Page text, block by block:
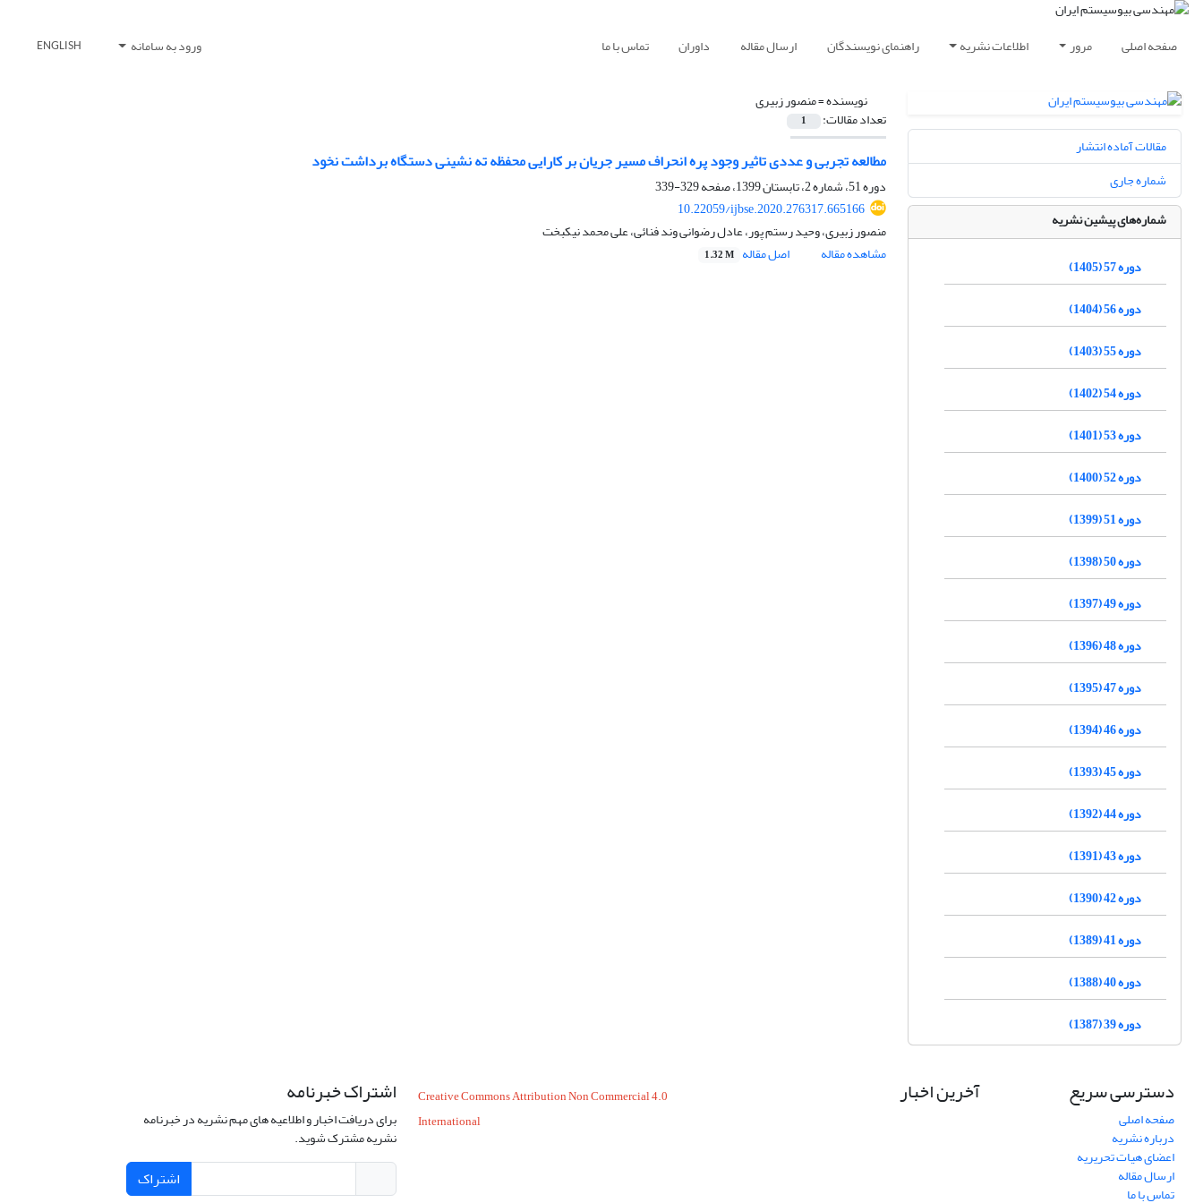
صفحه اصلی مرور اطلاعات نشریه راهنمای نویسندگان ارسال مقاله داوران تماس با ما ورود به سامانه ENGLISH
نویسنده =منصور زبیری
تعداد مقالات: 1
مطالعه تجربی و عددی تاثیر وجود پره انحراف مسیر جریان بر کارایی محفظه ته نشینی دستگاه برداشت نخود
دوره 51، شماره 2، تابستان 1399، صفحه
329-339
10.22059/ijbse.2020.276317.665166
منصور زبیری، وحید رستم پور، عادل رضوانی وند فنائی، علی محمد نیکبخت
مشاهده مقاله
اصل مقاله 1.32 M
مقالات آماده انتشار
شماره جاری
شماره‌های پیشین نشریه
دوره 57 (1405)
دوره 56 (1404)
دوره 55 (1403)
دوره 54 (1402)
دوره 53 (1401)
دوره 52 (1400)
دوره 51 (1399)
دوره 50 (1398)
دوره 49 (1397)
دوره 48 (1396)
دوره 47 (1395)
دوره 46 (1394)
دوره 45 (1393)
دوره 44 (1392)
دوره 43 (1391)
دوره 42 (1390)
دوره 41 (1389)
دوره 40 (1388)
دوره 39 (1387)
دسترسی سریع
صفحه اصلی
درباره نشریه
اعضای هیات تحریریه
ارسال مقاله
تماس با ما
آخرین اخبار
Creative Commons Attribution Non Commercial 4.0
International
اشتراک خبرنامه
برای دریافت اخبار و اطلاعیه های مهم نشریه در خبرنامه
نشریه مشترک شوید.
اشتراک